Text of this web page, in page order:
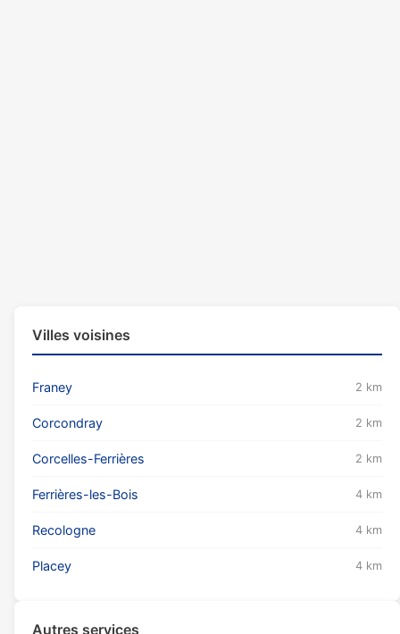
Villes voisines
Franey 2 km
Corcondray 2 km
Corcelles-Ferrières 2 km
Ferrières-les-Bois 4 km
Recologne 4 km
Placey 4 km
Autres services